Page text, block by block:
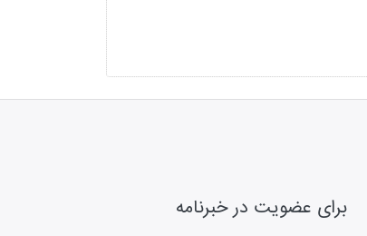
برای عضویت در خبرنامه